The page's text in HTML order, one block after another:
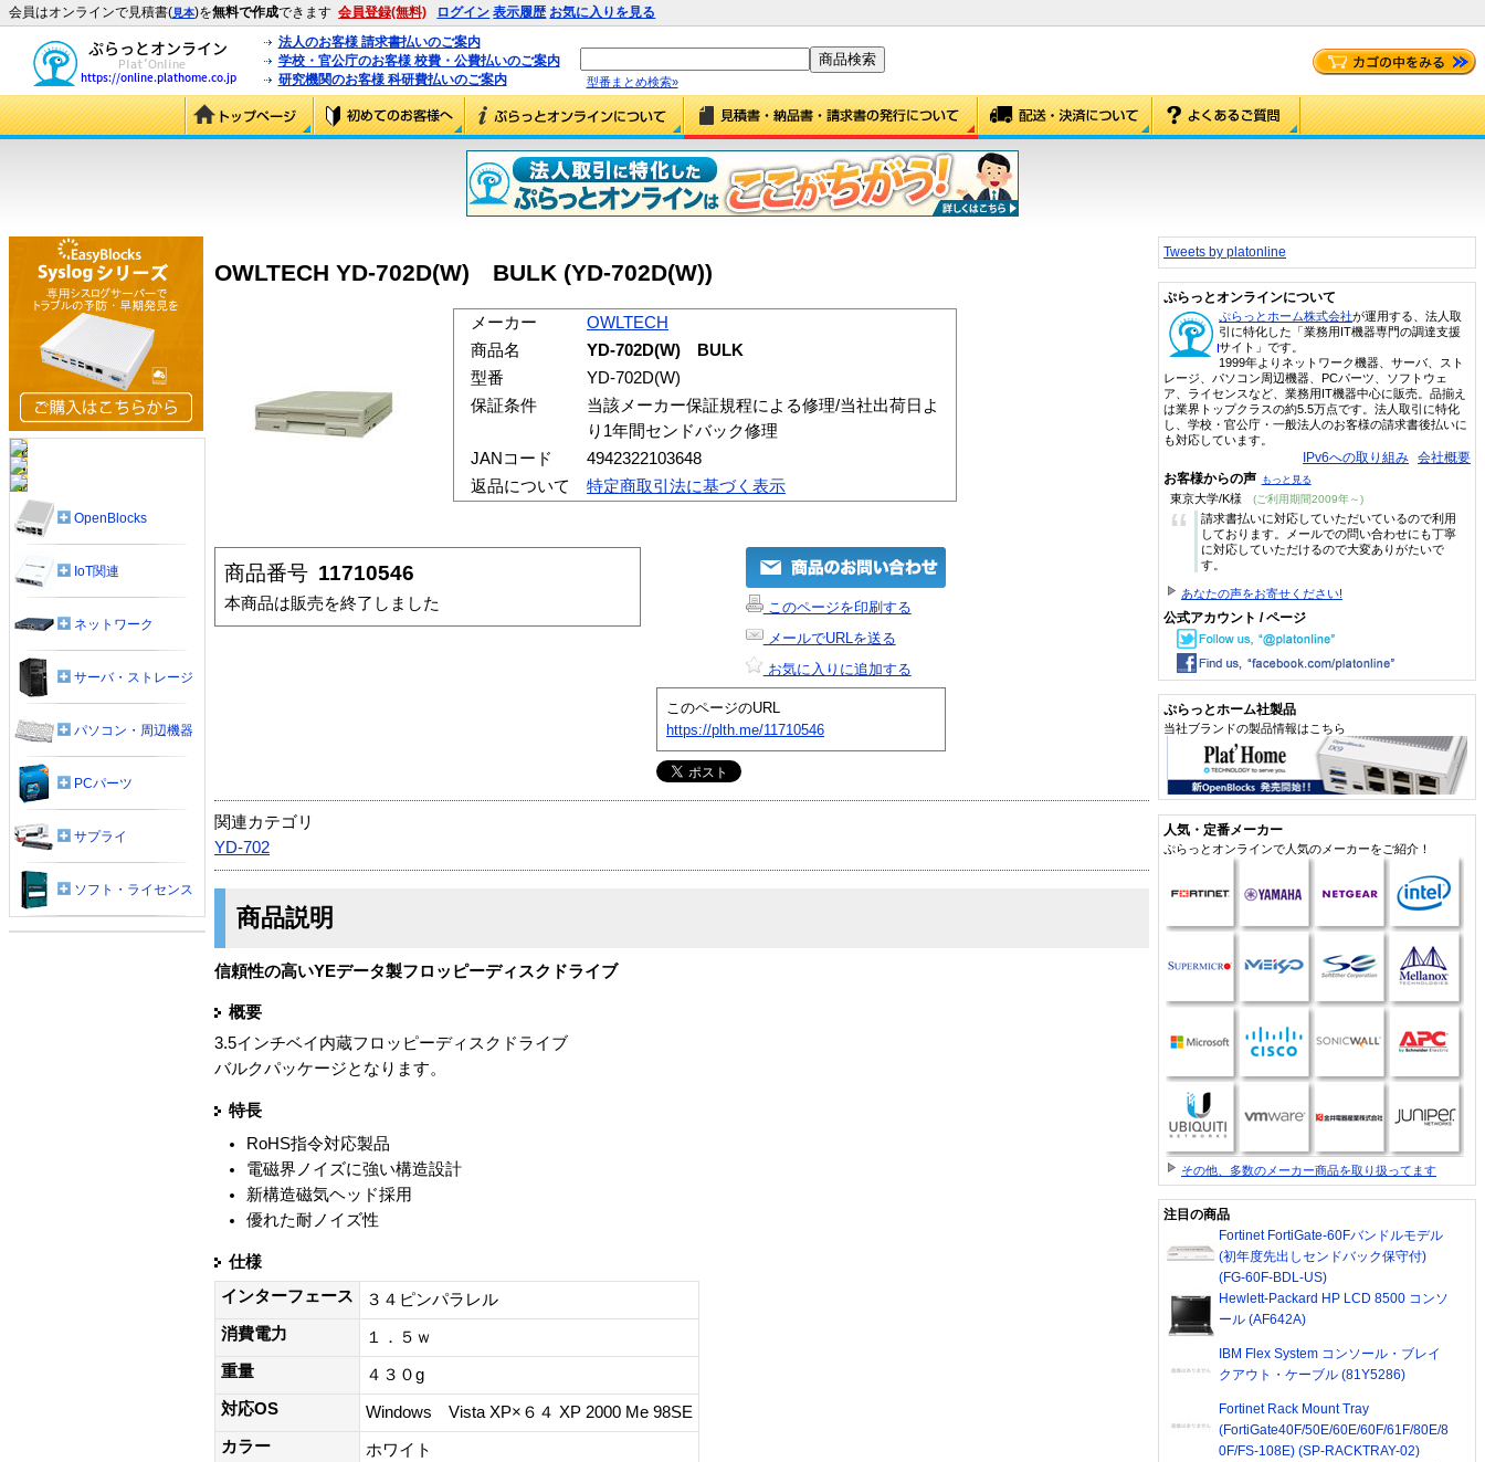
会員はオンラインで見積書(見本)を無料で作成できます 会員登録(無料) ログイン 表示履歴 お気に入りを見る
法人のお客様 請求書払いのご案内
学校・官公庁のお客様 校費・公費払いのご案内
研究機関のお客様 科研費払いのご案内
型番まとめ検索»
OWLTECH YD-702D(W) BULK (YD-702D(W))
メーカー
OWLTECH
商品名
YD-702D(W) BULK
型番
YD-702D(W)
保証条件
当該メーカー保証規程による修理/当社出荷日よ
り1年間センドバック修理
JANコード
4942322103648
返品について
特定商取引法に基づく表示
商品番号 11710546
本商品は販売を終了しました
このページを印刷する
メールでURLを送る
お気に入りに追加する
このページのURL
https://plth.me/11710546
関連カテゴリ
YD-702
商品説明
信頼性の高いYEデータ製フロッピーディスクドライブ
概要
3.5インチベイ内蔵フロッピーディスクドライブ
バルクパッケージとなります。
特長
RoHS指令対応製品
電磁界ノイズに強い構造設計
新構造磁気ヘッド採用
優れた耐ノイズ性
仕様
インターフェース
３４ピンパラレル
消費電力
１．５ｗ
重量
４３０g
対応OS
Windows Vista XP×６４ XP 2000 Me 98SE
カラー
ホワイト
OpenBlocks
IoT関連
ネットワーク
サーバ・ストレージ
パソコン・周辺機器
PCパーツ
サプライ
ソフト・ライセンス
Tweets by platonline
ぷらっとオンラインについて
ぷらっとホーム株式会社が運用する、法人取
引に特化した「業務用IT機器専門の調達支援
サイト」です。
1999年よりネットワーク機器、サーバ、スト
レージ、パソコン周辺機器、PCパーツ、ソフトウェ
ア、ライセンスなど、業務用IT機器中心に販売。品揃え
は業界トップクラスの約5.5万点です。法人取引に特化
し、学校・官公庁・一般法人のお客様の請求書後払いに
も対応しています。
IPv6への取り組み 会社概要
お客様からの声 もっと見る
東京大学/K様 (ご利用期間2009年～)
“
請求書払いに対応していただいているので利用
しております。メールでの問い合わせにも丁寧
に対応していただけるので大変ありがたいで
す。
あなたの声をお寄せください!
公式アカウント / ページ
ぷらっとホーム社製品
当社ブランドの製品情報はこちら
人気・定番メーカー
ぷらっとオンラインで人気のメーカーをご紹介！
その他、多数のメーカー商品を取り扱ってます
注目の商品
Fortinet FortiGate-60Fバンドルモデル
(初年度先出しセンドバック保守付)
(FG-60F-BDL-US)
Hewlett-Packard HP LCD 8500 コンソ
ール (AF642A)
IBM Flex System コンソール・ブレイ
クアウト・ケーブル (81Y5286)
Fortinet Rack Mount Tray
(FortiGate40F/50E/60E/60F/61F/80E/8
0F/FS-108E) (SP-RACKTRAY-02)